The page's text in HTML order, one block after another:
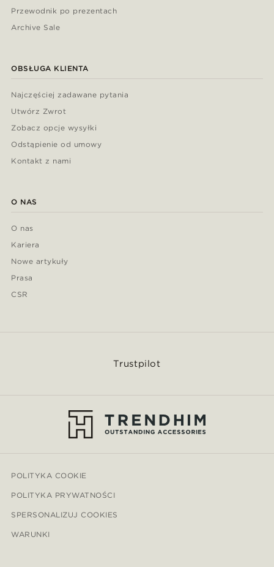
Przewodnik po prezentach
Archive Sale
OBSŁUGA KLIENTA
Najczęściej zadawane pytania
Utwórz Zwrot
Zobacz opcje wysyłki
Odstąpienie od umowy
Kontakt z nami
O NAS
O nas
Kariera
Nowe artykuły
Prasa
CSR
Trustpilot
POLITYKA COOKIE
POLITYKA PRYWATNOŚCI
SPERSONALIZUJ COOKIES
WARUNKI